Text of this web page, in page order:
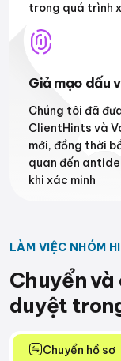
trong quá trình
Giả mạo dấu
Chúng tôi đã
ClientHints và
mới, đồng thời
quan đến
khi xác minh
LÀM VIỆC NHÓM
Chuyển
duyệt
Chuyển hồ sơ